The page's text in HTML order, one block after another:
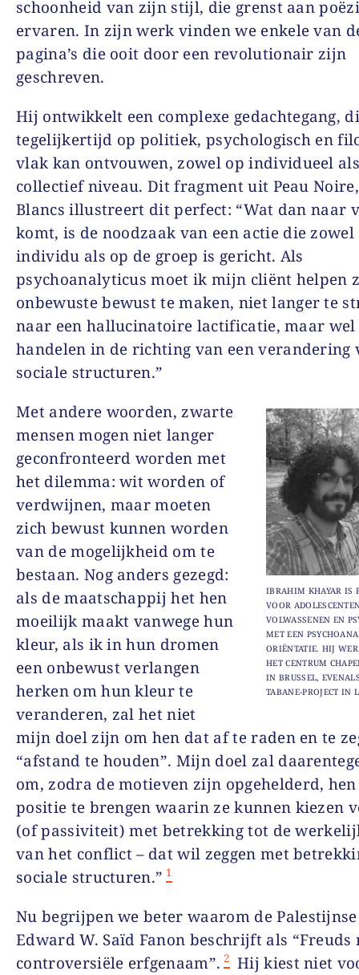
schoonheid van zijn stijl, die grenst aan
ervaren. In zijn werk vinden we enkele van
pagina’s die ooit door een revolutionair zijn
geschreven.
Hij ontwikkelt een complexe gedachtegang,
tegelijkertijd op politiek, psychologisch en
vlak kan ontvouwen, zowel op individueel
collectief niveau. Dit fragment uit Peau
Blancs illustreert dit perfect: “Wat dan naar
komt, is de noodzaak van een actie die zowel
individu als op de groep is gericht. Als
psychoanalyticus moet ik mijn cliënt helpen
onbewuste bewust te maken, niet langer te
naar een hallucinatoire lactificatie, maar wel
handelen in de richting van een verandering
sociale structuren.”
IBRAHIM KHAYAR IS
VOOR
VOLWASSENEN EN
MET EEN
ORIËNTATIE. HIJ
HET CENTRUM
IN BRUSSEL,
TABANE-PROJECT IN
Met andere woorden, zwarte
mensen mogen niet langer
geconfronteerd worden met
het dilemma: wit worden of
verdwijnen, maar moeten
zich bewust kunnen worden
van de mogelijkheid om te
bestaan. Nog anders gezegd:
als de maatschappij het hen
moeilijk maakt vanwege hun
kleur, als ik in hun dromen
een onbewust verlangen
herken om hun kleur te
veranderen, zal het niet
mijn doel zijn om hen dat af te raden en te
“afstand te houden”. Mijn doel zal
om, zodra de motieven zijn opgehelderd,
positie te brengen waarin ze kunnen kiezen
(of passiviteit) met betrekking tot de
van het conflict – dat wil zeggen met
sociale structuren.” 1
Nu begrijpen we beter waarom de
Edward W. Saïd Fanon beschrijft als “Freuds
controversiële erfgenaam”. 2 Hij kiest niet